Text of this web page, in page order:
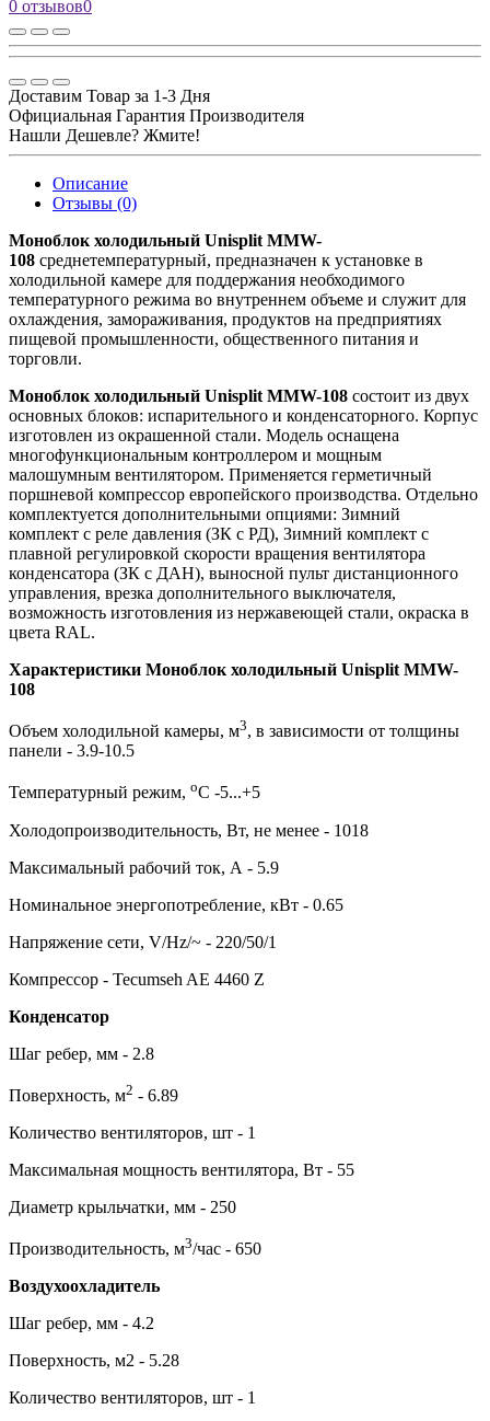
0 отзывов0
Доставим Товар за 1-3 Дня
Официальная Гарантия Производителя
Нашли Дешевле? Жмите!
Описание
Отзывы (0)
Моноблок холодильный Unisplit MMW-
108 среднетемпературный, предназначен к установке в
холодильной камере для поддержания необходимого
температурного режима во внутреннем объеме и служит для
охлаждения, замораживания, продуктов на предприятиях
пищевой промышленности, общественного питания и
торговли.
Моноблок холодильный Unisplit MMW-108 состоит из двух
основных блоков: испарительного и конденсаторного. Корпус
изготовлен из окрашенной стали. Модель оснащена
многофункциональным контроллером и мощным
малошумным вентилятором. Применяется герметичный
поршневой компрессор европейского производства. Отдельно
комплектуется дополнительными опциями: Зимний
комплект с реле давления (ЗК с РД), Зимний комплект с
плавной регулировкой скорости вращения вентилятора
конденсатора (ЗК с ДАН), выносной пульт дистанционного
управления, врезка дополнительного выключателя,
возможность изготовления из нержавеющей стали, окраска в
цвета RAL.
Характеристики Моноблок холодильный Unisplit MMW-
108
Объем холодильной камеры, м3, в зависимости от толщины
панели - 3.9-10.5
Температурный режим, оС -5...+5
Холодопроизводительность, Вт, не менее - 1018
Максимальный рабочий ток, А - 5.9
Номинальное энергопотребление, кВт - 0.65
Напряжение сети, V/Hz/~ - 220/50/1
Компрессор - Tecumseh AE 4460 Z
Конденсатор
Шаг ребер, мм - 2.8
Поверхность, м2 - 6.89
Количество вентиляторов, шт - 1
Максимальная мощность вентилятора, Вт - 55
Диаметр крыльчатки, мм - 250
Производительность, м3/час - 650
Воздухоохладитель
Шаг ребер, мм - 4.2
Поверхность, м2 - 5.28
Количество вентиляторов, шт - 1